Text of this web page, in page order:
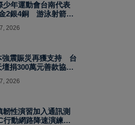
少年運動會台南代表
2銀4銅 游泳射箭籃
2026
強震賑災再獲支持 台
捐300萬元善款協助
2026
韌性演習加入通訊測
動網路降速演練驗